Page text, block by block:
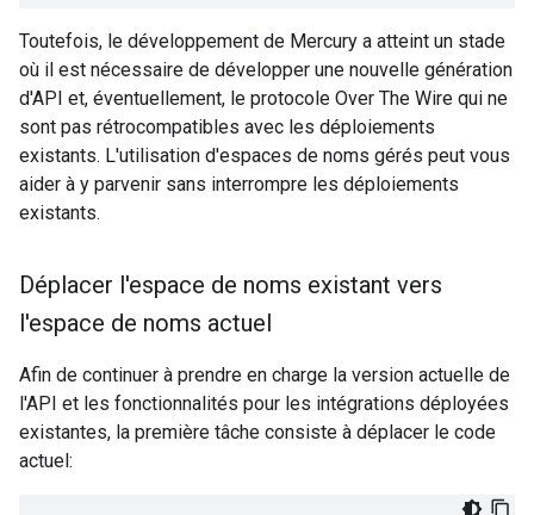
Toutefois, le développement de Mercury a atteint un stade
où il est nécessaire de développer une nouvelle génération
d'API et, éventuellement, le protocole Over The Wire qui ne
sont pas rétrocompatibles avec les déploiements
existants. L'utilisation d'espaces de noms gérés peut vous
aider à y parvenir sans interrompre les déploiements
existants.
Déplacer l'espace de noms existant vers
l'espace de noms actuel
Afin de continuer à prendre en charge la version actuelle de
l'API et les fonctionnalités pour les intégrations déployées
existantes, la première tâche consiste à déplacer le code
actuel: